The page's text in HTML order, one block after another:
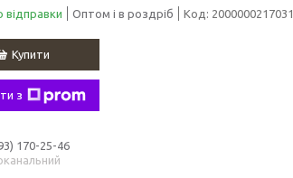
відправки Оптом і в роздріб Код: 2000000217031
Купити
з
170-25-46